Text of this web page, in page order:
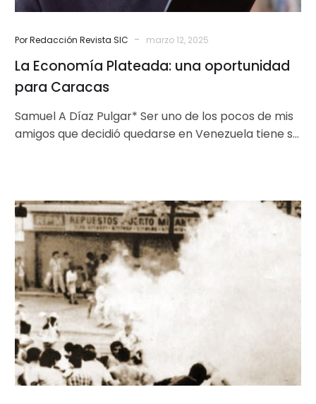
Por Redacción Revista SIC - marzo 12, 2025
La Economía Plateada: una oportunidad
para Caracas
Samuel A Díaz Pulgar* Ser uno de los pocos de mis
amigos que decidió quedarse en Venezuela tiene su
Así
viví
el
Caracazo:
primero
nos